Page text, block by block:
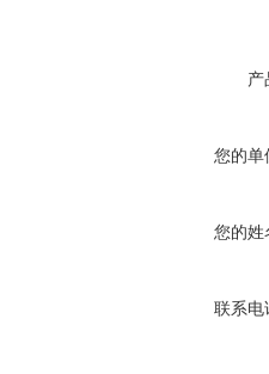
产
您的单
您的姓
联系电